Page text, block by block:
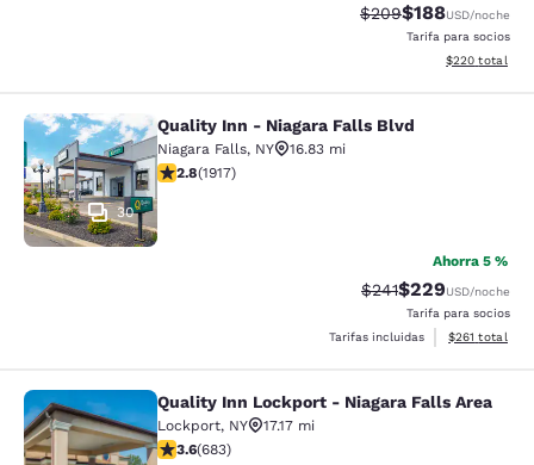
Precio tachado:
$209Precio con
$188USD/noche
Tarifa para socios
Ver detalles
$220 total
Quality Inn - Niagara Falls Blvd
30
Quality Inn - Niagara Falls Blvd
Niagara Falls, NY
16.83 mi
calificación de 2.8 estrellas. Feria. 1917 reseñas
2.8(1917)
Ahorra 5 %
Precio tachado:
$241Precio con
$229USD/noche
Tarifa para socios
Tarifas incluidas
Ver detalles
$261 total
Quality Inn Lockport - Niagara Falls
Quality Inn Lockport - Niagara Falls Area
Lockport, NY
17.17 mi
calificación de 3.59 estrellas. Bueno. 683 reseñas
3.6(683)